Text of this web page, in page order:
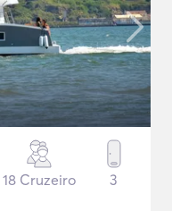
18 Cruzeiro 3